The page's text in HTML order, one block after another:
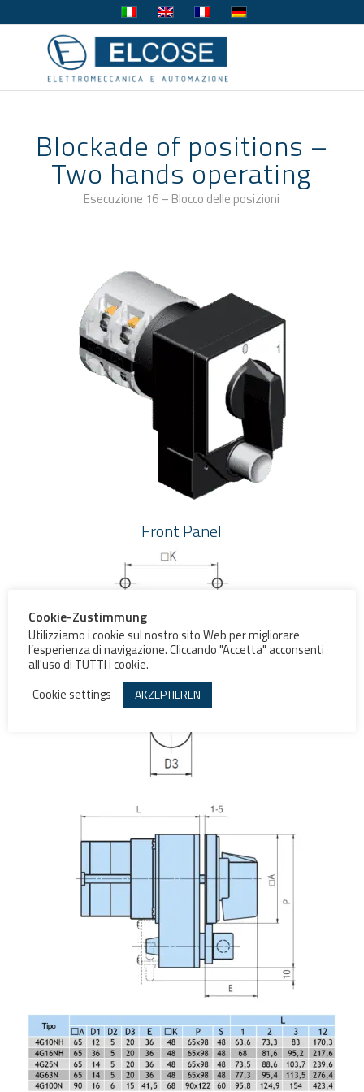
Blockade of positions –
Two hands operating
Esecuzione 16 – Blocco delle posizioni
Front Panel
Cookie-Zustimmung
Utilizziamo i cookie sul nostro sito Web per migliorare
l’esperienza di navigazione. Cliccando "Accetta" acconsenti
all'uso di TUTTI i cookie.
Cookie settings
AKZEPTIEREN